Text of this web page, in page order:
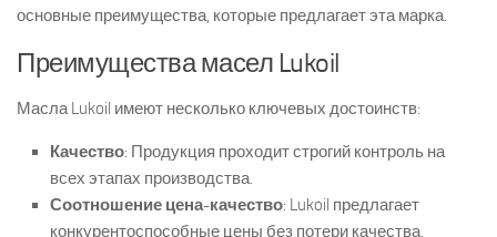
основные преимущества, которые предлагает эта марка.
Преимущества масел Lukoil
Масла Lukoil имеют несколько ключевых достоинств:
Качество: Продукция проходит строгий контроль на
всех этапах производства.
Соотношение цена-качество: Lukoil предлагает
конкурентоспособные цены без потери качества.